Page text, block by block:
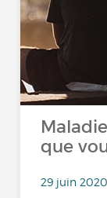
que
29 juin 2020